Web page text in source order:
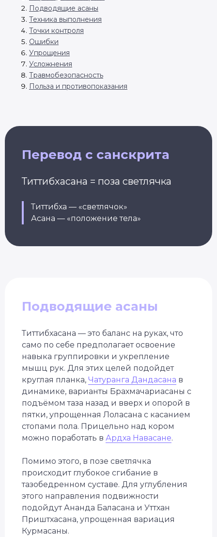
Подводящие асаны
Техника выполнения
Точки контроля
Ошибки
Упрощения
Усложнения
Травмобезопасность
Польза и противопоказания
Перевод с санскрита
Титтибхасана = поза светлячка
Титтибха — «светлячок»
Асана — «положение тела»
Подводящие асаны
Титтибхасана — это баланс на руках, что
само по себе предполагает освоение
навыка группировки и укрепление
мышц рук. Для этих целей подойдет
круглая планка, Чатуранга Дандасана в
динамике, варианты Брахмачариасаны с
подъёмом таза назад и вверх и опорой в
пятки, упрощенная Лоласана с касанием
стопами пола. Прицельно над кором
можно поработать в Ардха Навасане.
Помимо этого, в позе светлячка
происходит глубокое сгибание в
тазобедренном суставе. Для углубления
этого направления подвижности
подойдут Ананда Баласана и Уттхан
Приштхасана, упрощенная вариация
Курмасаны.